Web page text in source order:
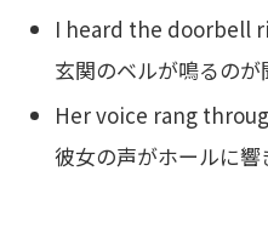
I heard the doorbell
玄関のベルが鳴るのが
Her voice rang
彼女の声がホールに響